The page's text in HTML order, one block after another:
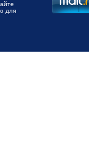
для